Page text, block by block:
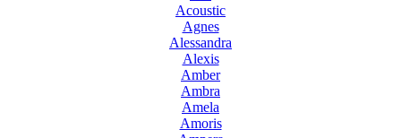
Acoustic
Agnes
Alessandra
Alexis
Amber
Ambra
Amela
Amoris